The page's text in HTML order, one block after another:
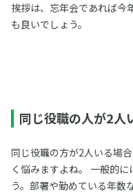
挨拶は、忘年会であれば今
も良いでしょう。
同じ役職の人が2人
同じ役職の方が2人いる場
く悩みますよね。 一般的
う。部署や勤めている年数